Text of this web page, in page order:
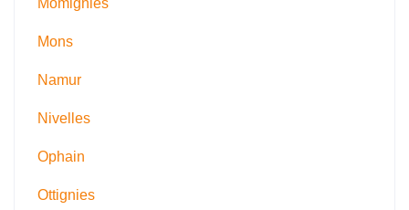
Mons
Namur
Nivelles
Ophain
Ottignies